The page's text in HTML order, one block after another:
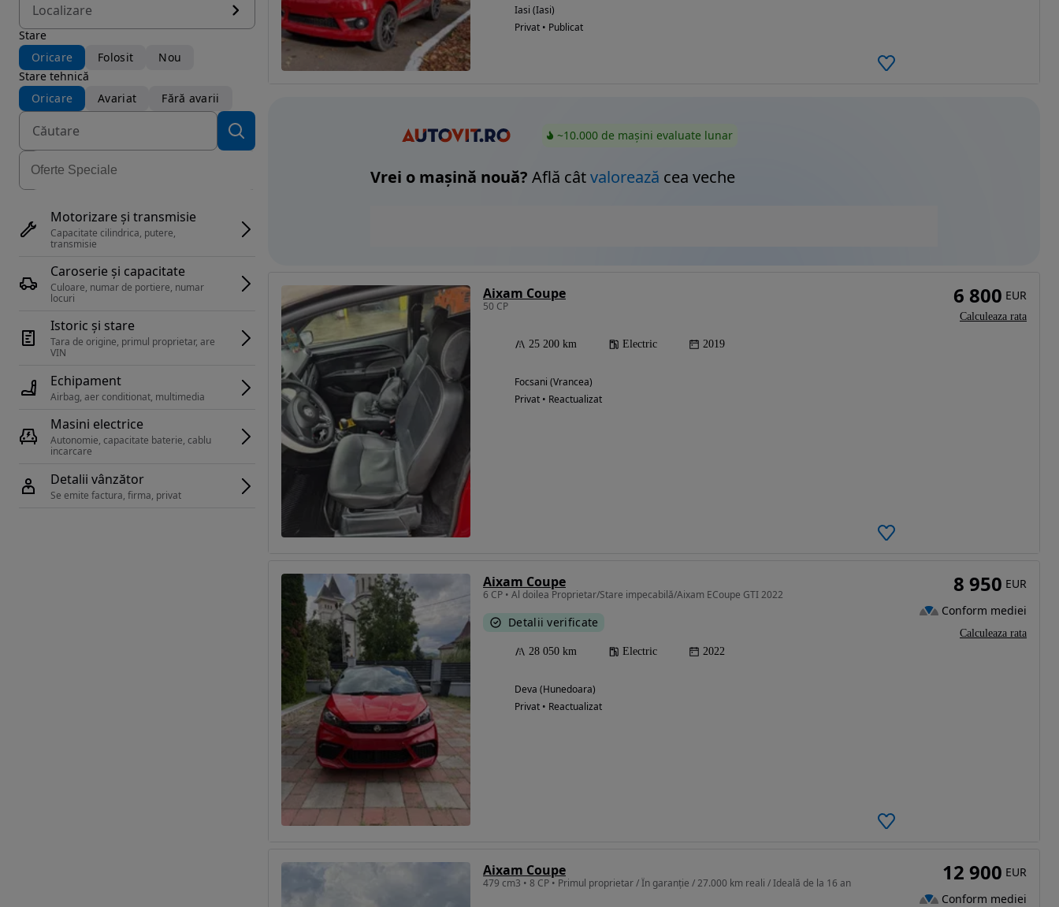
Localizare
Stare
Oricare
Folosit
Nou
Stare tehnică
Oricare
Avariat Fără avarii
Motorizare și transmisie
Capacitate cilindrica, putere,
transmisie
Caroserie și capacitate
Culoare, numar de portiere, numar
locuri
Istoric și stare
Tara de origine, primul proprietar, are
Echipament
Airbag, aer conditionat, multimedia
Masini electrice
Autonomie, capacitate baterie, cablu
Detalii vânzător
Se emite factura, firma, privat
Iasi (Iasi)
Privat • Publicat
~10.000 de mașini evaluate lunar
Vrei o mașină nouă? Află câtvalorează cea veche
Aixam Coupe
50 CP
25 200 km Electric 2019
Focsani (Vrancea)
Privat • Reactualizat
6 800 EUR
Calculeaza rata
Aixam Coupe
6 CP • Al doilea Proprietar/Stare impecabilă/Aixam ECoupe GTI 2022
Detalii verificate
28 050 km Electric 2022
Deva (Hunedoara)
Privat • Reactualizat
8 950 EUR
Conform mediei
Calculeaza rata
Aixam Coupe
479 cm3 • 8 CP • Primul proprietar / În garanție / 27.000 km reali / Ideală de la 16 an 12 900 EUR
Conform mediei